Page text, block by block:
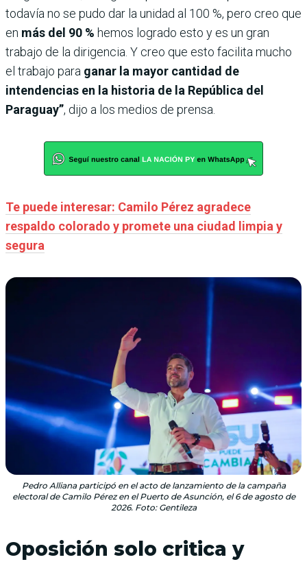
todavía no se pudo dar la unidad al 100 %, pero creo que
en más del 90 % hemos logrado esto y es un gran
trabajo de la dirigencia. Y creo que esto facilita mucho
el trabajo para ganar la mayor cantidad de
intendencias en la historia de la República del
Paraguay”, dijo a los medios de prensa.
Te puede interesar: Camilo Pérez agradece
respaldo colorado y promete una ciudad limpia y
segura
Pedro Alliana participó en el acto de lanzamiento de la campaña
electoral de Camilo Pérez en el Puerto de Asunción, el 6 de agosto de
2026. Foto: Gentileza
Oposición solo critica y